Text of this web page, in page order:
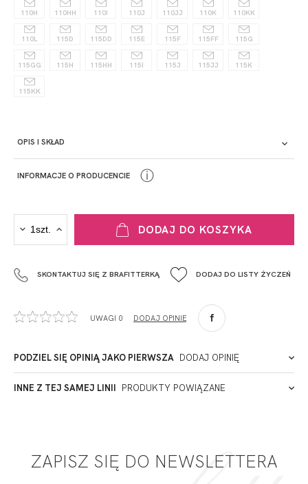
110H 110HH 110I 110J 110JJ 110K 110KK
110L 115D 115DD 115E 115F 115FF 115G
115GG 115H 115HH 115I 115J 115JJ 115K
115KK
OPIS I SKŁAD
INFORMACJE O PRODUCENCIE
Fashiontex Group Sp.z o.o. Spółka komandytowa
+48 42 719 43 15
90-057
Polska
ADRES PUNKTU KONTAKTOWEGO
ⓘ
DODAJ DO KOSZYKA
SKONTAKTUJ SIĘ Z BRAFITTERKĄ DODAJ DO LISTY ŻYCZEŃ
UWAGI 0 DODAJ OPINIĘ
PODZIEL SIĘ OPINIĄ JAKO PIERWSZA DODAJ OPINIĘ
Miałeś już kontakt z naszym produktem? Zostaw opinię
INNE Z TEJ SAMEJ LINII PRODUKTY POWIĄZANE
ZAPISZ SIĘ DO NEWSLETTERA